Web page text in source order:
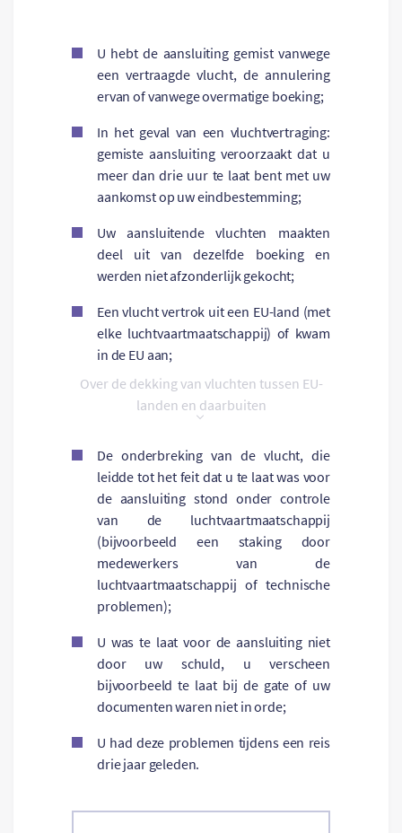
U hebt de aansluiting gemist vanwege
een vertraagde vlucht, de annulering
ervan of vanwege overmatige boeking;
In het geval van een vluchtvertraging:
gemiste aansluiting veroorzaakt dat u
meer dan drie uur te laat bent met uw
aankomst op uw eindbestemming;
Uw aansluitende vluchten maakten
deel uit van dezelfde boeking en
werden niet afzonderlijk gekocht;
Een vlucht vertrok uit een EU-land (met
elke luchtvaartmaatschappij) of kwam
in de EU aan;
Over de dekking van vluchten tussen EU-
landen en daarbuiten
De onderbreking van de vlucht, die
leidde tot het feit dat u te laat was voor
de aansluiting stond onder controle
van de luchtvaartmaatschappij
(bijvoorbeeld een staking door
medewerkers van de
luchtvaartmaatschappij of technische
problemen);
U was te laat voor de aansluiting niet
door uw schuld, u verscheen
bijvoorbeeld te laat bij de gate of uw
documenten waren niet in orde;
U had deze problemen tijdens een reis
drie jaar geleden.